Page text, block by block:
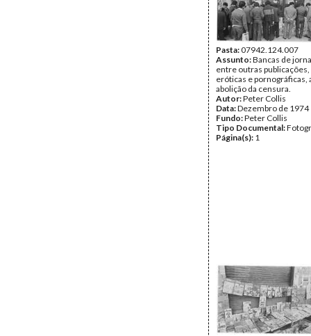
Pasta:07942.124.007
Assunto:Bancas de
entre outras
eróticas e pornográficas,
abolição da censura.
Autor:Peter Collis
Data:Dezembro de 1974
Fundo:Peter Collis
Tipo Documental:
Página(s): 1